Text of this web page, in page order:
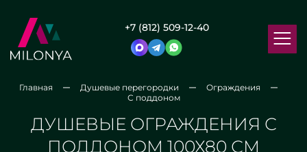
+7 (812) 509-12-40
Главная Душевые перегородки
Ограждения
С поддоном
ДУШЕВЫЕ ОГРАЖДЕНИЯ С
ПОДДОНОМ 100Х80 СМ